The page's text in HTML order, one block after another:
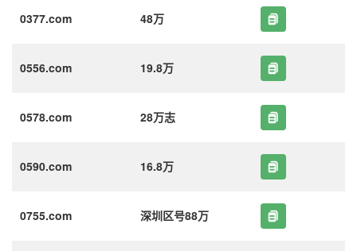
0377.com 48万
0556.com 19.8万
0578.com 28万志
0590.com 16.8万
0755.com 深圳区号88万